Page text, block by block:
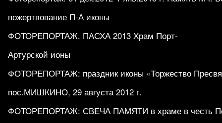
пожертвование П-А иконы
ФОТОРЕПОРТАЖ. ПАСХА 2013 Храм Порт-
Артурской ионы
ФОТОРЕПОРТАЖ: праздник иконы «Торжество
пос.МИШКИНО, 29 августа 2012 г.
ФОТОРЕПОРТАЖ: СВЕЧА ПАМЯТИ в храме в честь